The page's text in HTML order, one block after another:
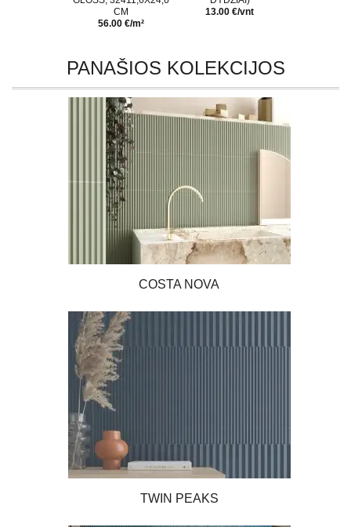
CM
56.00 €/m²
13.00 €/vnt
PANAŠIOS KOLEKCIJOS
COSTA NOVA
TWIN PEAKS